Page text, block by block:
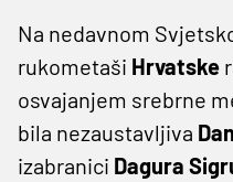
Na nedavnom
rukometaši Hrvatske
osvajanjem srebrne
bila nezaustavljiva
izabranici Dagura